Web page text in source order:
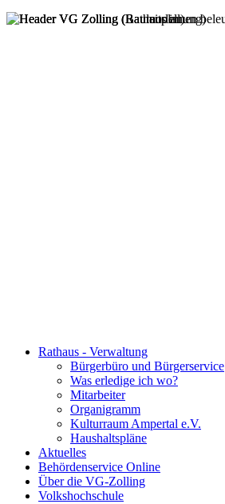
Rathaus - Verwaltung
Bürgerbüro und Bürgerservice
Was erledige ich wo?
Mitarbeiter
Organigramm
Kulturraum Ampertal e.V.
Haushaltspläne
Aktuelles
Behördenservice Online
Über die VG-Zolling
Volkshochschule